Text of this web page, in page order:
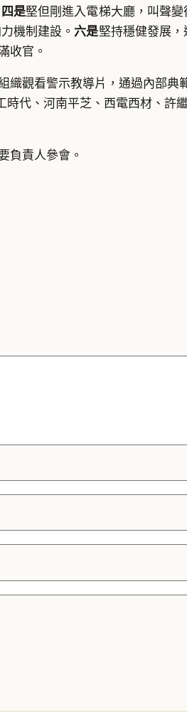
四是堅但剛進入電梯大廳，叫聲
機制建設。 六是堅持穩健發展，
收官。
織觀看警示教導片，通過內部典
代、河南平芝、西電西材、許
負責人參會。